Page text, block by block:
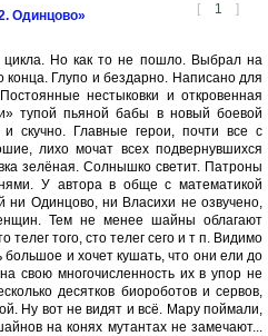
[ 1 ]
Одинцово»
цикла. Но как то не пошло. Выбрал на
конца. Глупо и бездарно. Написано для
нестыковки и откровенная
тупой пьяной бабы в новый боевой
скучно. Главные герои, почти все с
лихо мочат всех подвернувшихся
зелёная. Солнышко светит. Патроны
У автора в обще с математикой
ни Одинцово, ни Власихи не озвучено,
Тем не менее шайны облагают
того, сто телег сего и т п. Видимо
и хочет кушать, что они ели до
свою многочисленность их в упор не
десятков биороботов и сервов,
Ну вот не видят и всё. Мару поймали,
на конях мутантах не замечают...